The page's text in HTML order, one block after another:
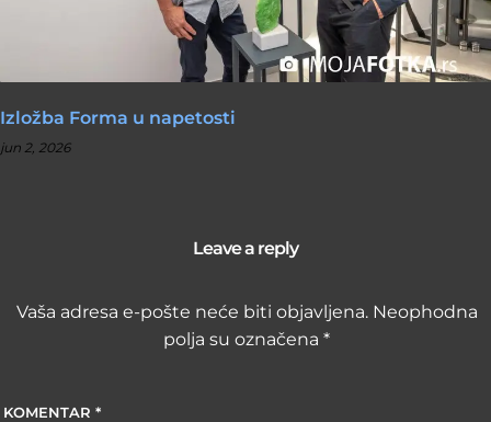
Izložba Forma u napetosti
jun 2, 2026
Leave a reply
Vaša adresa e-pošte neće biti objavljena. Neophodna
polja su označena*
KOMENTAR *